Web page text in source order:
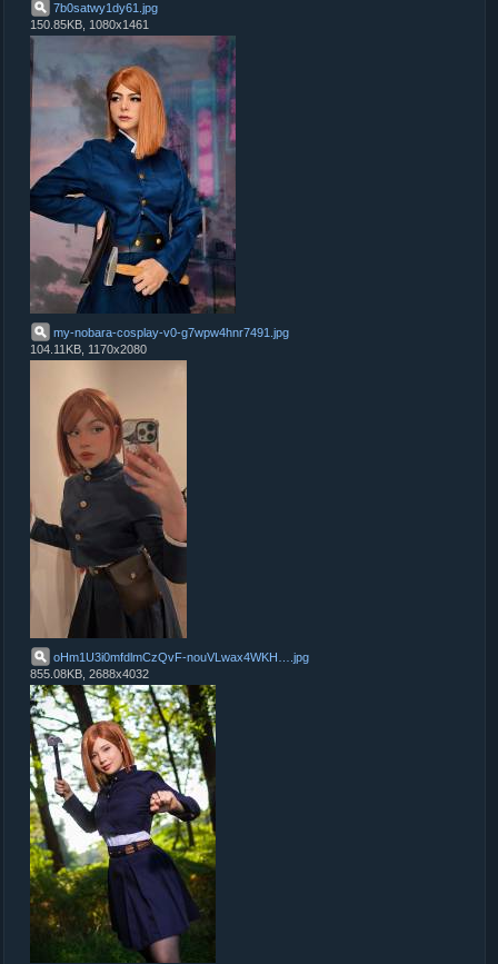
7b0satwy1dy61 jpg
150.85KB, 1080x1461
my-nobara-cosplay-v0-g7wpw4hnr7491 jpg
104.11KB, 1170x2080
jpg
855.08KB, 2688x4032